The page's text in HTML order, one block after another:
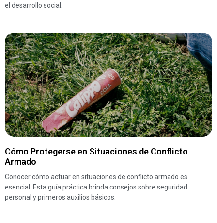
el desarrollo social.
Cómo Protegerse en Situaciones de Conflicto
Armado
Conocer cómo actuar en situaciones de conflicto armado es
esencial. Esta guía práctica brinda consejos sobre seguridad
personal y primeros auxilios básicos.